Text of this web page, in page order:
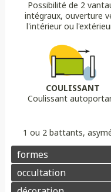
Possibilité de 2
intégraux, ouverture
l'intérieur ou
COULISSANT
Coulissant
1 ou 2 battants,
Chapeau de
LAME
Lame 30 cm modulable
Aluminium
Pointes
Motorisation
Aluminium